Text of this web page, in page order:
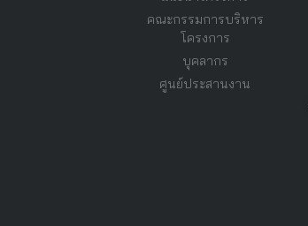
คณะกรรมการบริหาร
โครงการ
บุคลากร
ศูนย์ประสานงาน